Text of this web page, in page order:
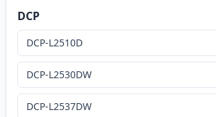
DCP
DCP-L2510D
DCP-L2530DW
DCP-L2537DW